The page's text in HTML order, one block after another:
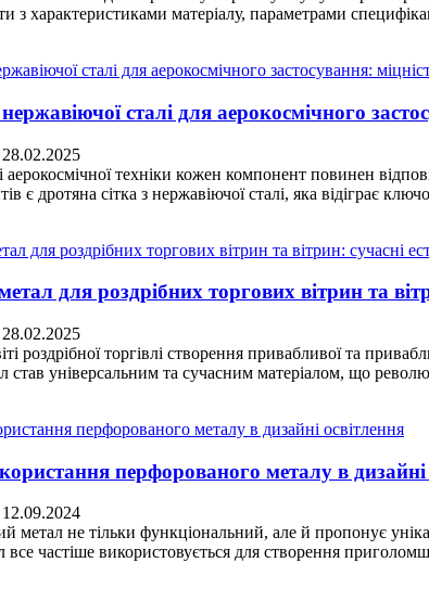
з характеристиками матеріалу, параметрами
сталі для аерокосмічного
28.02.2025
техніки кожен компонент повинен
є дротяна сітка з нержавіючої сталі, яка відіграє
для роздрібних торгових вітрин та
28.02.2025
роздрібної торгівлі створення привабливої та
універсальним та сучасним матеріалом, що
перфорованого металу в дизайні
12.09.2024
метал не тільки функціональний, але й пропонує
частіше використовується для створення